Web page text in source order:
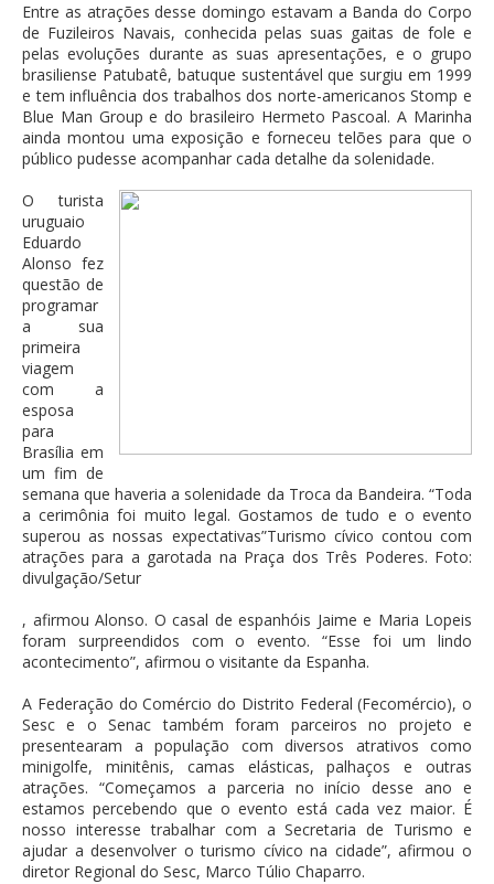
Entre as atrações desse domingo estavam a Banda do Corpo
de Fuzileiros Navais, conhecida pelas suas gaitas de fole e
pelas evoluções durante as suas apresentações, e o grupo
brasiliense Patubatê, batuque sustentável que surgiu em 1999
e tem influência dos trabalhos dos norte-americanos Stomp e
Blue Man Group e do brasileiro Hermeto Pascoal. A Marinha
ainda montou uma exposição e forneceu telões para que o
público pudesse acompanhar cada detalhe da solenidade.
O turista
uruguaio
Eduardo
Alonso fez
questão de
programar
a sua
primeira
viagem
com a
esposa
para
Brasília em
um fim de
semana que haveria a solenidade da Troca da Bandeira. “Toda
a cerimônia foi muito legal. Gostamos de tudo e o evento
superou as nossas expectativas”Turismo cívico contou com
atrações para a garotada na Praça dos Três Poderes. Foto:
divulgação/Setur
, afirmou Alonso. O casal de espanhóis Jaime e Maria Lopeis
foram surpreendidos com o evento. “Esse foi um lindo
acontecimento”, afirmou o visitante da Espanha.
A Federação do Comércio do Distrito Federal (Fecomércio), o
Sesc e o Senac também foram parceiros no projeto e
presentearam a população com diversos atrativos como
minigolfe, minitênis, camas elásticas, palhaços e outras
atrações. “Começamos a parceria no início desse ano e
estamos percebendo que o evento está cada vez maior. É
nosso interesse trabalhar com a Secretaria de Turismo e
ajudar a desenvolver o turismo cívico na cidade”, afirmou o
diretor Regional do Sesc, Marco Túlio Chaparro.